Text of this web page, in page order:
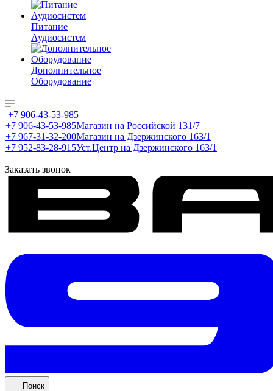
Питание
Аудиосистем
Дополнительное
Оборудование
+7 906-43-53-985
+7 906-43-53-985Магазин на Российской 131/7
+7 967-31-32-200Магазин на Дзержинского 163/1
+7 952-83-28-915Уст.Центр на Дзержинского 163/1
Заказать звонок
Поиск